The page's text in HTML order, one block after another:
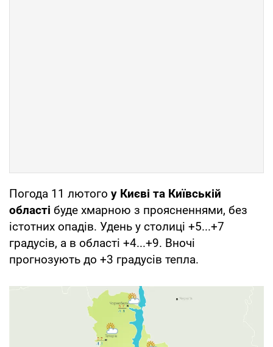
Погода 11 лютого у Києві та Київській
області буде хмарною з проясненнями, без
істотних опадів. Удень у столиці +5...+7
градусів, а в області +4...+9. Вночі
прогнозують до +3 градусів тепла.